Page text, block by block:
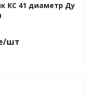
КС 41 диаметр Ду
/шт